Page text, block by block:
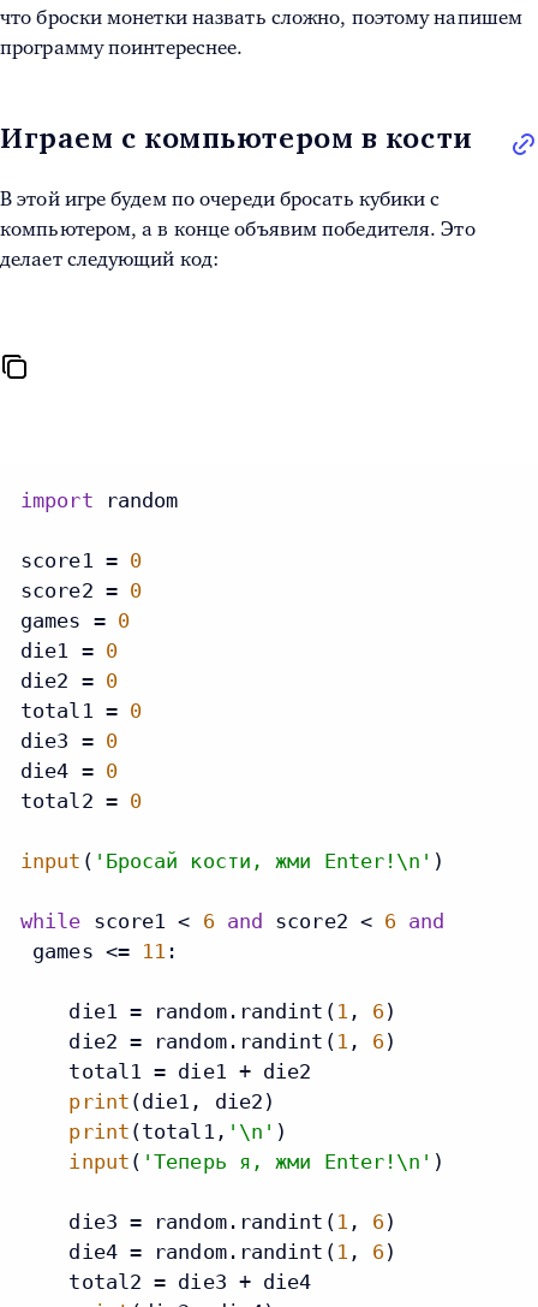
что броски монетки назвать сложно, поэтому напишем
программу поинтереснее.
Играем с компьютером в кости
В этой игре будем по очереди бросать кубики с
компьютером, а в конце объявим победителя. Это
делает следующий код:
import random
score1 = 0
score2 = 0
games = 0
die1 = 0
die2 = 0
total1 = 0
die3 = 0
die4 = 0
total2 = 0
input ( 'Бросай кости, жми Enter!\n' )
while score1 < 6 and score2 < 6 and
games <= 11 :
die1 = random.randint( 1 , 6 )
die2 = random.randint( 1 , 6 )
total1 = die1 + die2
print (die1, die2)
print (total1, '\n' )
input ( 'Теперь я, жми Enter!\n' )
die3 = random.randint( 1 , 6 )
die4 = random.randint( 1 , 6 )
total2 = die3 + die4